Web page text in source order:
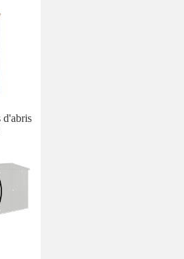
d'abris